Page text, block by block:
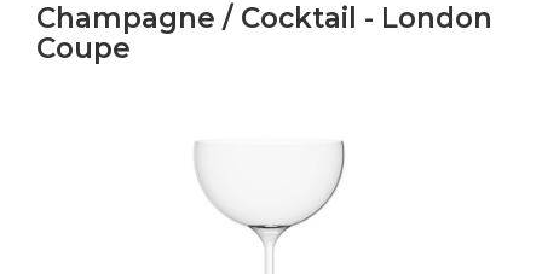
Champagne / Cocktail - London
Coupe